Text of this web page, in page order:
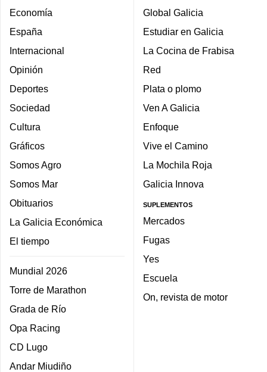
Economía
España
Internacional
Opinión
Deportes
Sociedad
Cultura
Gráficos
Somos Agro
Somos Mar
Obituarios
La Galicia Económica
El tiempo
Mundial 2026
Torre de Marathon
Grada de Río
Opa Racing
CD Lugo
Andar Miudiño
Global Galicia
Estudiar en Galicia
La Cocina de Frabisa
Red
Plata o plomo
Ven A Galicia
Enfoque
Vive el Camino
La Mochila Roja
Galicia Innova
SUPLEMENTOS
Mercados
Fugas
Yes
Escuela
On, revista de motor